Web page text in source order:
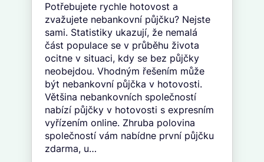
Potřebujete rychle hotovost a
zvažujete nebankovní půjčku? Nejste
sami. Statistiky ukazují, že nemalá
část populace se v průběhu života
ocitne v situaci, kdy se bez půjčky
neobejdou. Vhodným řešením může
být nebankovní půjčka v hotovosti.
Většina nebankovních společností
nabízí půjčky v hotovosti s expresním
vyřízením online. Zhruba polovina
společností vám nabídne první půjčku
zdarma, u…